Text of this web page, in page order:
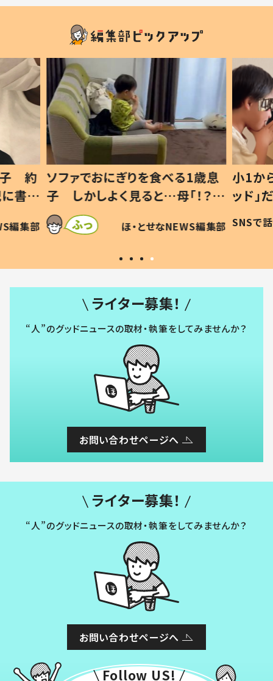
歳息
？」
編集部
小1から不登校、息子は「ギフテ
ッド」だった 父が“ウチ給食”を
作り続ける理由とは #令和の親
#令和の子
SNSで話題 ほ・とせなNEWS編集部
ひ孫
が、抱
「涙
い」
ライター募集！
“人”のグッドニュースの取材・執筆をしてみませんか？
お問い合わせページへ
ライター募集！
“人”のグッドニュースの取材・執筆をしてみませんか？
お問い合わせページへ
Follow US!